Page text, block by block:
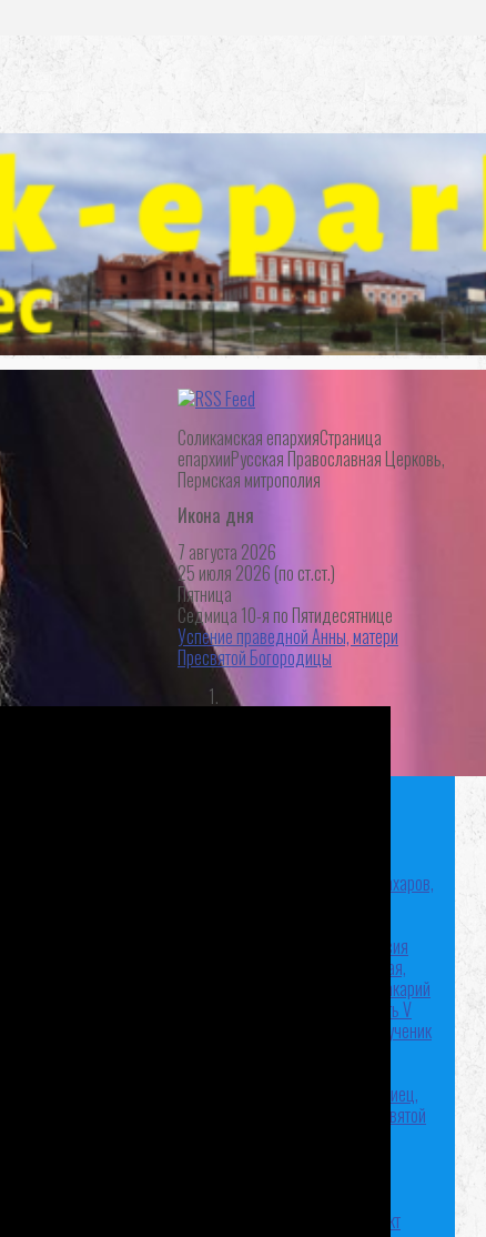
Соликамская епархияСтраница
епархииРусская Православная Церковь,
Пермская митрополия
Икона дня
7 августа 2026
25 июля 2026 (по ст.ст.)
Пятница
Седмица 10-я по Пятидесятнице
Успение праведной Анны, матери
Пресвятой Богородицы
Священномученик Александр Сахаров,
Преподобная Евпраксия
Константинопольская, Тавеннская,
Преподобный Макарий
Память V
Священномученик
Мученик Александр Фригиец,
Праведная Анна, мать Пресвятой
Священномученик Санкт